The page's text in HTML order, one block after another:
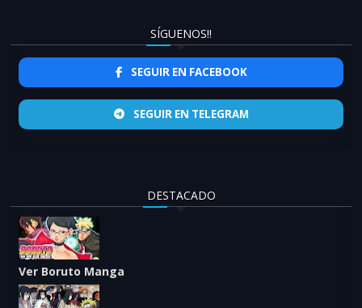
SÍGUENOS!!
SEGUIR EN FACEBOOK
SEGUIR EN TELEGRAM
DESTACADO
Ver Boruto Manga